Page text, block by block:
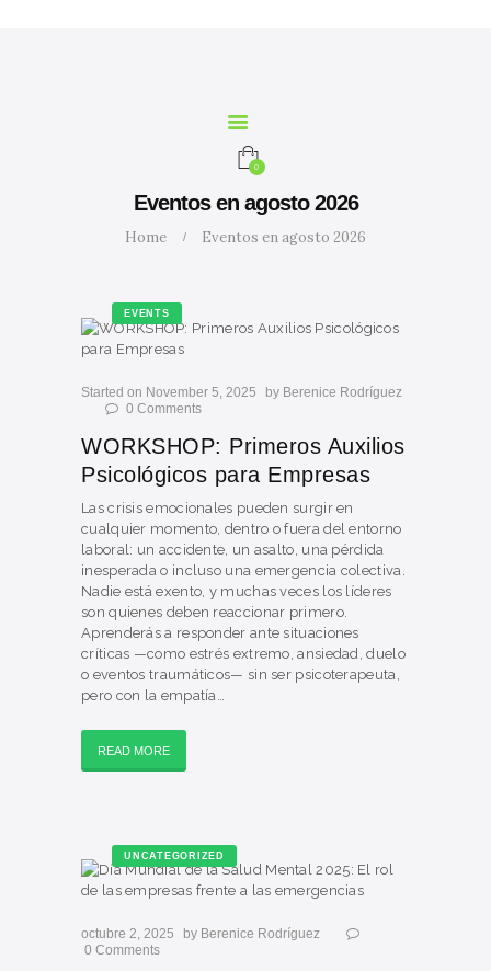
0
Eventos en agosto 2026
Home Eventos en agosto 2026
CALCULADORA
CONTACTO
BLOG
EVENTS
Started on November 5, 2025 by Berenice Rodríguez
0 Comments
WORKSHOP: Primeros Auxilios
Psicológicos para Empresas
Las crisis emocionales pueden surgir en
cualquier momento, dentro o fuera del entorno
laboral: un accidente, un asalto, una pérdida
inesperada o incluso una emergencia colectiva.
Nadie está exento, y muchas veces los líderes
son quienes deben reaccionar primero.
Aprenderás a responder ante situaciones
críticas —como estrés extremo, ansiedad, duelo
o eventos traumáticos— sin ser psicoterapeuta,
pero con la empatía…
READ MORE
UNCATEGORIZED
octubre 2, 2025 by Berenice Rodríguez
0 Comments